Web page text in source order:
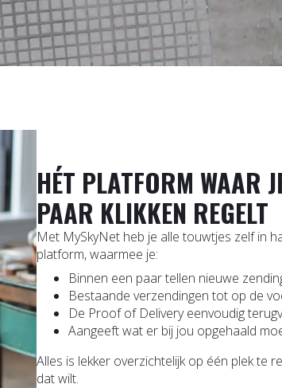
HÉT PLATFORM WAAR
PAAR KLIKKEN REGELT
Met MySkyNet heb je alle touwtjes zelf in
platform, waarmee je:
Binnen een paar tellen nieuwe
Bestaande verzendingen tot op de
De Proof of Delivery eenvoudig
Aangeeft wat er bij jou opgehaald
Alles is lekker overzichtelijk op één plek te
dat wilt.